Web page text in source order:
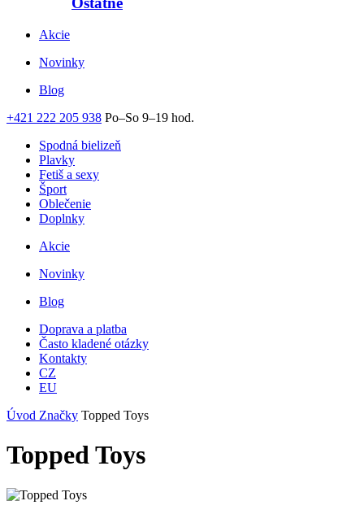
Akcie
Novinky
Blog
+421 222 205 938 Po–So 9–19 hod.
Spodná bielizeň
Plavky
Fetiš a sexy
Šport
Oblečenie
Doplnky
Akcie
Novinky
Blog
Doprava a platba
Často kladené otázky
Kontakty
CZ
EU
Úvod Značky Topped Toys
Topped Toys